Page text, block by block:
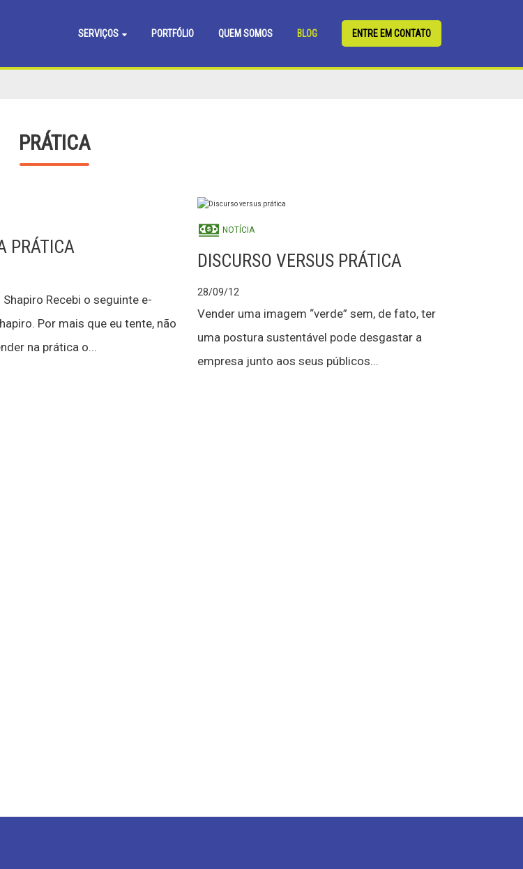
SERVIÇOS PORTFÓLIO QUEM SOMOS BLOG ENTRE EM CONTATO
PRÁTICA
PRÁTICA
Recebi o seguinte e-
Por mais que eu tente, não
na prática o...
NOTÍCIA
DISCURSO VERSUS PRÁTICA
28/09/12
Vender uma imagem “verde” sem, de fato, ter
uma postura sustentável pode desgastar a
empresa junto aos seus públicos...